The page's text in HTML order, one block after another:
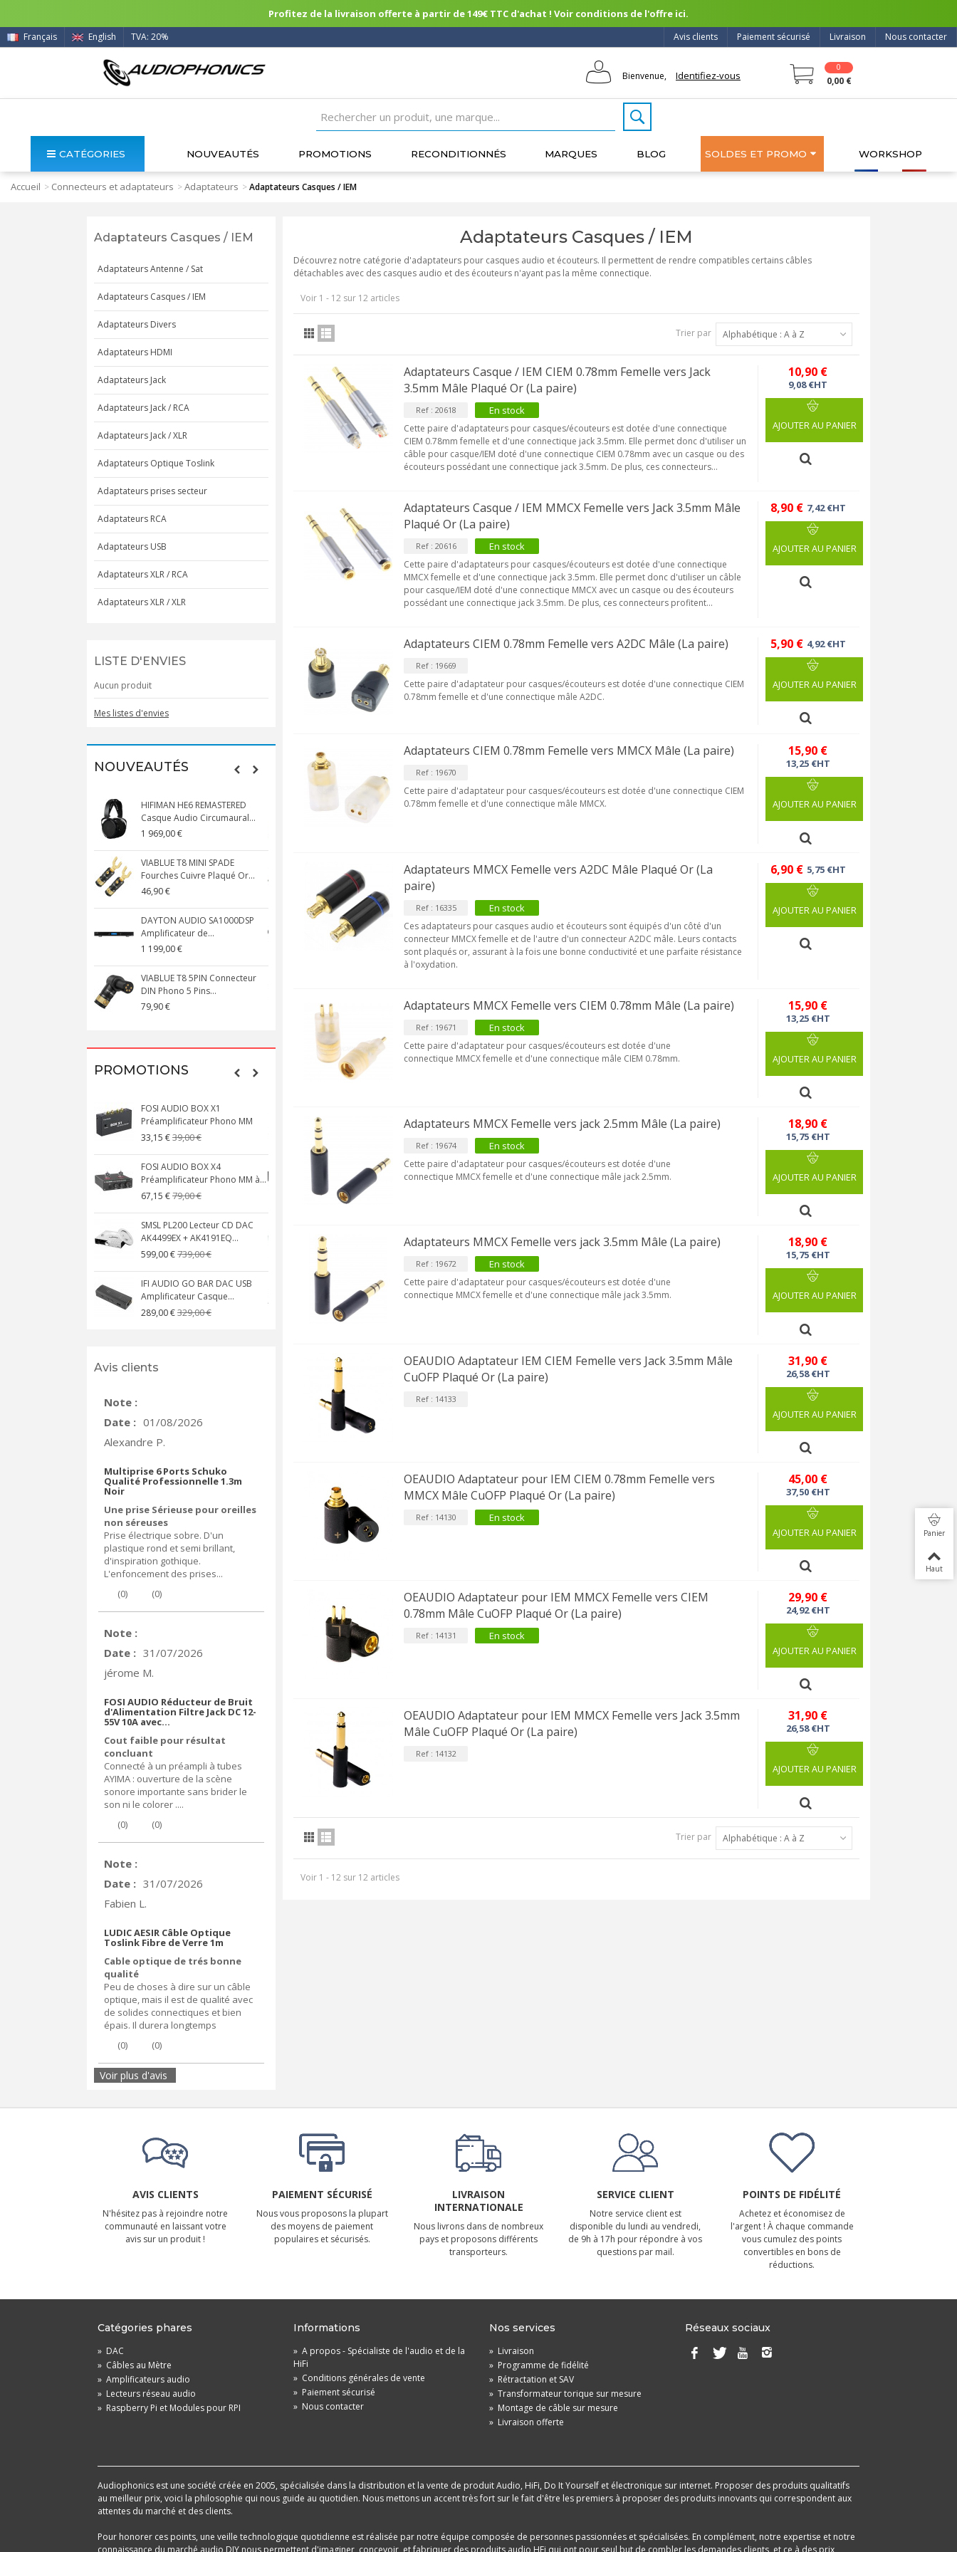
Profitez de la livraison offerte à partir de 149€ TTC d'achat ! Voir conditions de l'offre ici.
Nous contacter
Livraison
Paiement sécurisé
Avis clients
Français English TVA: 20%
Bienvenue, Identifiez-vous
0
0,00 €
CATÉGORIES NOUVEAUTÉS PROMOTIONS RECONDITIONNÉS MARQUES BLOG SOLDES ET PROMO WORKSHOP
Accueil > Connecteurs et adaptateurs >Adaptateurs >Adaptateurs Casques / IEM
Adaptateurs Casques / IEM
Adaptateurs Antenne / Sat
Adaptateurs Casques / IEM
Adaptateurs Divers
Adaptateurs HDMI
Adaptateurs Jack
Adaptateurs Jack / RCA
Adaptateurs Jack / XLR
Adaptateurs Optique Toslink
Adaptateurs prises secteur
Adaptateurs RCA
Adaptateurs USB
Adaptateurs XLR / RCA
Adaptateurs XLR / XLR
LISTE D'ENVIES
Aucun produit
Mes listes d'envies
NOUVEAUTÉS
HIFIMAN HE6 REMASTERED
Casque Audio Circumaural...
1 969,00 €
VIABLUE T8 MINI SPADE
Fourches Cuivre Plaqué Or...
46,90 €
DAYTON AUDIO SA1000DSP
Amplificateur de...
1 199,00 €
VIABLUE T8 5PIN Connecteur
DIN Phono 5 Pins...
79,90 €
VIABLUE T8 5PIN Connecteur
DIN Phono 5 Pins...
VIABLUE T8 Borniers Enceinte
Cuivre +...
119,90 €
VIABLUE EPC-4 T8 STEREO
SMALL Câble Jack 3.5mm...
177,90 €
PROMOTIONS
FOSI AUDIO BOX X1
Préamplificateur Phono MM
33,15 €39,00 €
FOSI AUDIO BOX X4
Préamplificateur Phono MM à...
67,15 €79,00 €
SMSL PL200 Lecteur CD DAC
AK4499EX + AK4191EQ...
599,00 €739,00 €
IFI AUDIO GO BAR DAC USB
Amplificateur Casque...
289,00 €329,00 €
XLR Femelle 3 Pôles...
4,30 €
[GRADE B] DAYTON AUDIO
MKSX4 Enceinte Subwoofer...
149,00 €179,90 €
Amplificateur Intégré...
579,00 €
FOSI AUDIO CA30
Amplificateur 4 Voies pour...
135,99 €159,99 €
Avis clients
Note :
Date : 01/08/2026
Alexandre P.
Multiprise 6 Ports Schuko
Qualité Professionnelle 1.3m
Noir
Une prise Sérieuse pour oreilles
non séreuses
Prise électrique sobre. D'un
plastique rond et semi brillant,
d'inspiration gothique.
L'enfoncement des prises...
(0) (0)
Note :
Date : 31/07/2026
jérome M.
FOSI AUDIO Réducteur de Bruit
d'Alimentation Filtre Jack DC 12-
55V 10A avec...
Cout faible pour résultat
concluant
Connecté à un préampli à tubes
AYIMA : ouverture de la scène
sonore importante sans brider le
son ni le colorer ....
(0) (0)
Note :
Date : 31/07/2026
Fabien L.
LUDIC AESIR Câble Optique
Toslink Fibre de Verre 1m
Cable optique de trés bonne
qualité
Peu de choses à dire sur un câble
optique, mais il est de qualité avec
de solides connectiques et bien
épais. Il durera longtemps
(0) (0)
Voir plus d'avis
Adaptateurs Casques / IEM
Découvrez notre catégorie d'adaptateurs pour casques audio et écouteurs. Il permettent de rendre compatibles certains câbles
détachables avec des casques audio et des écouteurs n'ayant pas la même connectique.
Voir 1 - 12 sur 12 articles
Trier par Alphabétique : A à Z
Adaptateurs Casque / IEM CIEM 0.78mm Femelle vers Jack
3.5mm Mâle Plaqué Or (La paire)
Ref : 20618 En stock
Cette paire d'adaptateurs pour casques/écouteurs est dotée d'une connectique
CIEM 0.78mm femelle et d'une connectique jack 3.5mm. Elle permet donc d'utiliser un
câble pour casque/IEM doté d'une connectique CIEM 0.78mm avec un casque ou des
écouteurs possédant une connectique jack 3.5mm. De plus, ces connecteurs...
10,90 €
9,08 €HT
AJOUTER AU PANIER
Adaptateurs Casque / IEM MMCX Femelle vers Jack 3.5mm Mâle
Plaqué Or (La paire)
Ref : 20616 En stock
Cette paire d'adaptateurs pour casques/écouteurs est dotée d'une connectique
MMCX femelle et d'une connectique jack 3.5mm. Elle permet donc d'utiliser un câble
pour casque/IEM doté d'une connectique MMCX avec un casque ou des écouteurs
possédant une connectique jack 3.5mm. De plus, ces connecteurs profitent...
8,90 € 7,42 €HT
AJOUTER AU PANIER
Adaptateurs CIEM 0.78mm Femelle vers A2DC Mâle (La paire)
Ref : 19669
Cette paire d'adaptateur pour casques/écouteurs est dotée d'une connectique CIEM
0.78mm femelle et d'une connectique mâle A2DC.
5,90 € 4,92 €HT
AJOUTER AU PANIER
Adaptateurs CIEM 0.78mm Femelle vers MMCX Mâle (La paire)
Ref : 19670
Cette paire d'adaptateur pour casques/écouteurs est dotée d'une connectique CIEM
0.78mm femelle et d'une connectique mâle MMCX.
15,90 €
13,25 €HT
AJOUTER AU PANIER
Adaptateurs MMCX Femelle vers A2DC Mâle Plaqué Or (La
paire)
Ref : 16335 En stock
Ces adaptateurs pour casques audio et écouteurs sont équipés d'un côté d'un
connecteur MMCX femelle et de l'autre d'un connecteur A2DC mâle. Leurs contacts
sont plaqués or, assurant à la fois une bonne conductivité et une parfaite résistance
à l'oxydation.
6,90 € 5,75 €HT
AJOUTER AU PANIER
Adaptateurs MMCX Femelle vers CIEM 0.78mm Mâle (La paire)
Ref : 19671 En stock
Cette paire d'adaptateur pour casques/écouteurs est dotée d'une
connectique MMCX femelle et d'une connectique mâle CIEM 0.78mm.
15,90 €
13,25 €HT
AJOUTER AU PANIER
Adaptateurs MMCX Femelle vers jack 2.5mm Mâle (La paire)
Ref : 19674 En stock
Cette paire d'adaptateur pour casques/écouteurs est dotée d'une
connectique MMCX femelle et d'une connectique mâle jack 2.5mm.
18,90 €
15,75 €HT
AJOUTER AU PANIER
Adaptateurs MMCX Femelle vers jack 3.5mm Mâle (La paire)
Ref : 19672 En stock
Cette paire d'adaptateur pour casques/écouteurs est dotée d'une
connectique MMCX femelle et d'une connectique mâle jack 3.5mm.
18,90 €
15,75 €HT
AJOUTER AU PANIER
OEAUDIO Adaptateur IEM CIEM Femelle vers Jack 3.5mm Mâle
CuOFP Plaqué Or (La paire)
Ref : 14133
31,90 €
26,58 €HT
AJOUTER AU PANIER
OEAUDIO Adaptateur pour IEM CIEM 0.78mm Femelle vers
MMCX Mâle CuOFP Plaqué Or (La paire)
Ref : 14130 En stock
45,00 €
37,50 €HT
AJOUTER AU PANIER
OEAUDIO Adaptateur pour IEM MMCX Femelle vers CIEM
0.78mm Mâle CuOFP Plaqué Or (La paire)
Ref : 14131 En stock
29,90 €
24,92 €HT
AJOUTER AU PANIER
OEAUDIO Adaptateur pour IEM MMCX Femelle vers Jack 3.5mm
Mâle CuOFP Plaqué Or (La paire)
Ref : 14132
31,90 €
26,58 €HT
AJOUTER AU PANIER
Trier par Alphabétique : A à Z
Voir 1 - 12 sur 12 articles
AVIS CLIENTS
N'hésitez pas à rejoindre notre
communauté en laissant votre
avis sur un produit !
PAIEMENT SÉCURISÉ
Nous vous proposons la plupart
des moyens de paiement
populaires et sécurisés.
LIVRAISON
INTERNATIONALE
Nous livrons dans de nombreux
pays et proposons différents
transporteurs.
SERVICE CLIENT
Notre service client est
disponible du lundi au vendredi,
de 9h à 17h pour répondre à vos
questions par mail.
POINTS DE FIDÉLITÉ
Achetez et économisez de
l'argent ! À chaque commande
vous cumulez des points
convertibles en bons de
réductions.
Catégories phares
» DAC
» Câbles au Mètre
» Amplificateurs audio
» Lecteurs réseau audio
» Raspberry Pi et Modules pour RPI
Informations
» A propos - Spécialiste de l'audio et de la
HiFi
» Conditions générales de vente
» Paiement sécurisé
» Nous contacter
Nos services
» Livraison
» Programme de fidélité
» Rétractation et SAV
» Transformateur torique sur mesure
» Montage de câble sur mesure
» Livraison offerte
Réseaux sociaux
Audiophonics est une société créée en 2005, spécialisée dans la distribution et la vente de produit Audio, HiFi, Do It Yourself et électronique sur internet. Proposer des produits qualitatifs
au meilleur prix, voici la philosophie qui nous guide au quotidien. Nous mettons un accent très fort sur le fait d'être les premiers à proposer des produits innovants qui correspondent aux
attentes du marché et des clients.
Pour honorer ces points, une veille technologique quotidienne est réalisée par notre équipe composée de personnes passionnées et spécialisées. En complément, notre expertise et notre
connaissance du marché audio DIY nous permettent d'imaginer, concevoir, et fabriquer des produits audio HFi qui ont pour seul but de combler les demandes clients, et ce à des prix
Panier
Haut